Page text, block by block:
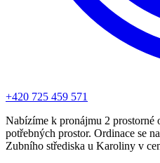
+420 725 459 571
Nabízíme k pronájmu 2 prostorné
potřebných prostor. Ordinace se
Zubního střediska u Karoliny v